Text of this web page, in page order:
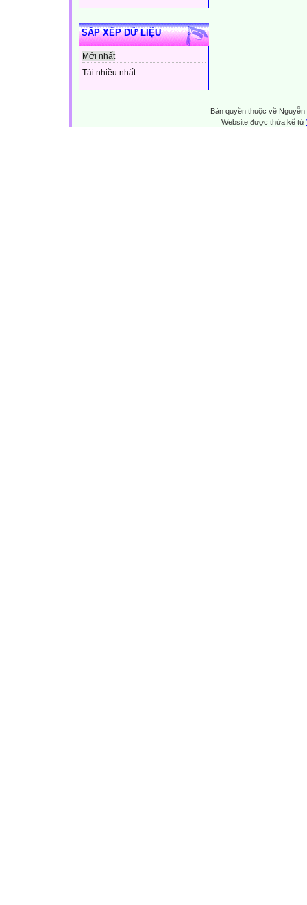
SẮP XẾP DỮ LIỆU
Mới nhất
Tải nhiều nhất
Bản quyền thuộc về
Website được thừa kế từ